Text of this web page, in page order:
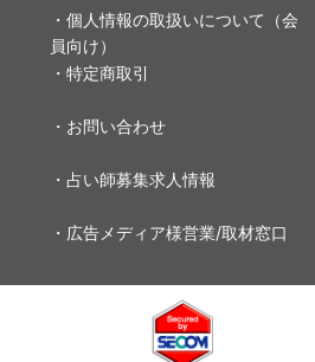
・個人情報の取扱いについて（会
員向け）
・特定商取引
・お問い合わせ
・占い師募集求人情報
・広告メディア様営業/取材窓口